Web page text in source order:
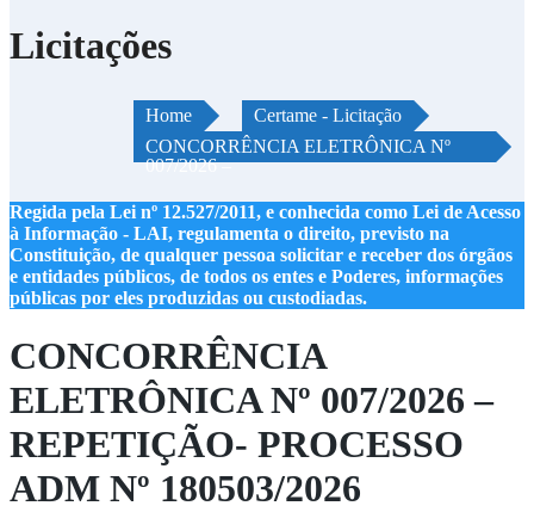
Licitações
Home
Certame - Licitação
CONCORRÊNCIA ELETRÔNICA Nº
007/2026 –
Regida pela Lei nº 12.527/2011, e conhecida como Lei de Acesso
à Informação - LAI, regulamenta o direito, previsto na
Constituição, de qualquer pessoa solicitar e receber dos órgãos
e entidades públicos, de todos os entes e Poderes, informações
públicas por eles produzidas ou custodiadas.
CONCORRÊNCIA
ELETRÔNICA Nº 007/2026 –
REPETIÇÃO- PROCESSO
ADM Nº 180503/2026